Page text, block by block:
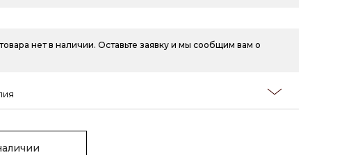
нет в наличии. Оставьте заявку и мы сообщим вам о